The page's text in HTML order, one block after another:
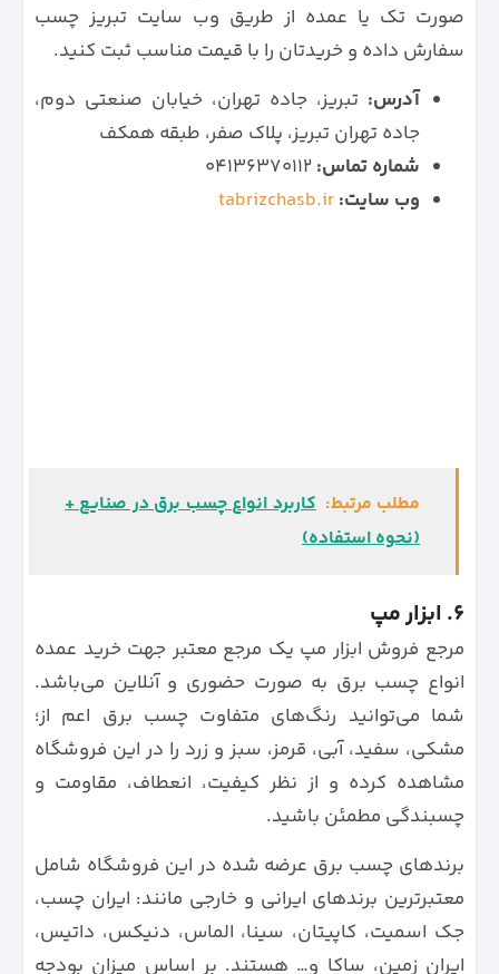
صورت تک یا عمده از طریق وب سایت تبریز چسب
سفارش داده و خریدتان را با قیمت مناسب ثبت کنید.
آدرس: تبریز،‌ جاده تهران، خیابان صنعتی دوم،
جاده تهران تبریز، پلاک صفر، طبقه همکف
شماره تماس:
وب سایت:tabrizchasb.ir
مطلب مرتبط: کاربرد انواع چسب برق در صنایع +
(نحوه استفاده)
6. ابزار مپ
مرجع فروش ابزار مپ یک مرجع معتبر جهت خرید عمده
انواع چسب برق به صورت حضوری و آنلاین می‌باشد.
شما می‌توانید رنگ‌های متفاوت چسب برق اعم از؛
مشکی، سفید، آبی، قرمز، سبز و زرد را در این فروشگاه
مشاهده کرده و از نظر کیفیت، انعطاف، مقاومت و
چسبندگی مطمئن باشید.
برندهای چسب برق عرضه شده در این فروشگاه شامل
معتبرترین برندهای ایرانی و خارجی مانند: ایران چسب،
جک اسمیت، کاپیتان، سینا، الماس، دنیکس، داتیس،
ایران زمین، ساکا و… هستند. بر اساس میزان بودجه